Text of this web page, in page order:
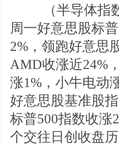
（半导体
周一好意思股标
2%，领跑好意思
AMD收涨近24%
涨1%，小牛电动
好意思股基准股
标普500指数收涨
个交往日创收盘